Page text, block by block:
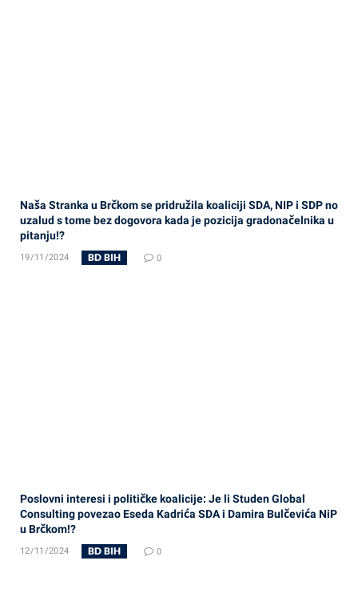
Naša Stranka u Brčkom se pridružila koaliciji SDA, NIP i SDP no
uzalud s tome bez dogovora kada je pozicija gradonačelnika u
pitanju!?
19/11/2024 BD BIH 0
Poslovni interesi i političke koalicije: Je li Studen Global
Consulting povezao Eseda Kadrića SDA i Damira Bulčevića NiP
u Brčkom!?
12/11/2024 BD BIH 0